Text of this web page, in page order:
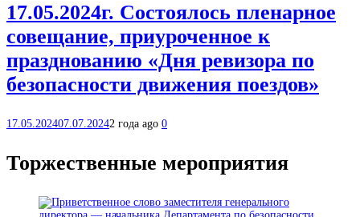
17.05.2024г. Состоялось пленарное
совещание, приуроченное к
празднованию «Дня ревизора по
безопасности движения поездов»
17.05.202407.07.20242 года ago 0
Торжественные мероприятия